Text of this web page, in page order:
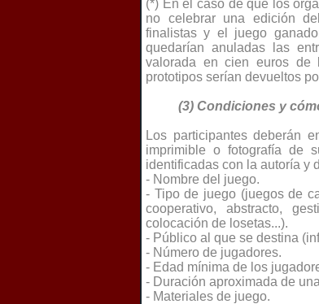
(*) En el caso de que los
no celebrar una edición
finalistas y el juego
quedarían anuladas las
valorada en cien euros de
prototipos serían devueltos
(3) Condiciones y
Los participantes deberán
imprimible o fotografía de
identificadas con la autoría y
- Nombre del juego.
- Tipo de juego (juegos de
cooperativo, abstracto,
colocación de losetas...).
- Público al que se destina
- Número de jugadores.
- Edad mínima de los
- Duración aproximada de
- Materiales de juego.